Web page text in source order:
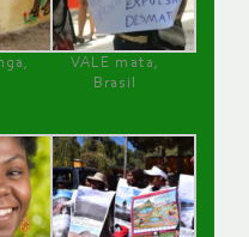
VALE mata,
Brasil